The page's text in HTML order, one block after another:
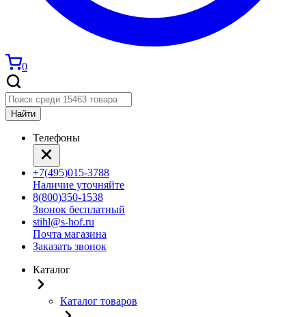
0
Найти
Телефоны
+7(495)015-3788
Наличие уточняйте
8(800)350-1538
Звонок бесплатный
stihl@s-hof.ru
Почта магазина
Заказать звонок
Каталог
Каталог товаров